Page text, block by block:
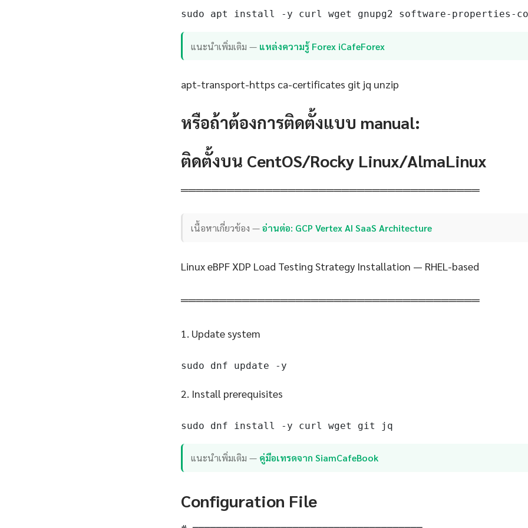
sudo apt install -y curl wget gnupg2 software-properties-
แนะนำเพิ่มเติม — แหล่งความรู้ Forex iCafeForex
apt-transport-https ca-certificates git jq unzip
หรือถ้าต้องการติดตั้งแบบ manual:
ติดตั้งบน CentOS/Rocky Linux/AlmaLinux
═══════════════════════════════════════
เนื้อหาเกี่ยวข้อง —อ่านต่อ: GCP Vertex AI SaaS Architecture
Linux eBPF XDP Load Testing Strategy Installation — RHEL-based
═══════════════════════════════════════
1. Update system
sudo dnf update -y
2. Install prerequisites
sudo dnf install -y curl wget git jq
แนะนำเพิ่มเติม — คู่มือเทรดจาก SiamCafeBook
Configuration File